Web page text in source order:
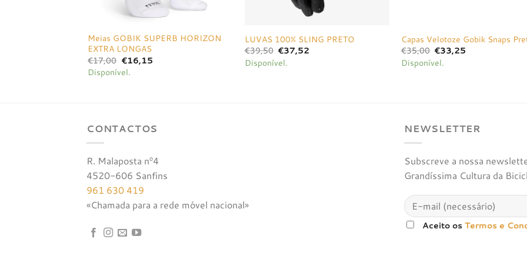
Meias GOBIK SUPERB HORIZON
EXTRA LONGAS
€17,00 O
preço
original
€16,15O
Disponível.
LUVAS 100% SLING PRETO
€39,50 O
preço
original
€37,52O
Disponível.
Capas Velotoze Gobik Snaps
€35,00 O
preço
original
€33,25
Disponível.
CONTACTOS
R. Malaposta nº4
4520-606 Sanfins
961 630 419
«Chamada para a rede móvel nacional»
NEWSLETTER
Subscreve a nossa
Grandíssima Cultura da
Aceito osTermos e